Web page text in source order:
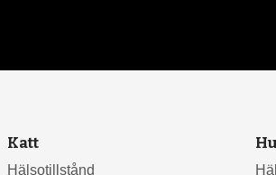
Katt
Hälsotillstånd